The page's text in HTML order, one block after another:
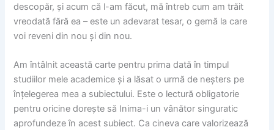
descopăr, și acum că l-am făcut, mă întreb cum am trăit
vreodată fără ea – este un adevarat tesar, o gemă la care
voi reveni din nou și din nou.
Am întâlnit această carte pentru prima dată în timpul
studiilor mele academice și a lăsat o urmă de neșters pe
înțelegerea mea a subiectului. Este o lectură obligatorie
pentru oricine dorește să Inima-i un vânător singuratic
aprofundeze în acest subiect. Ca cineva care valorizează